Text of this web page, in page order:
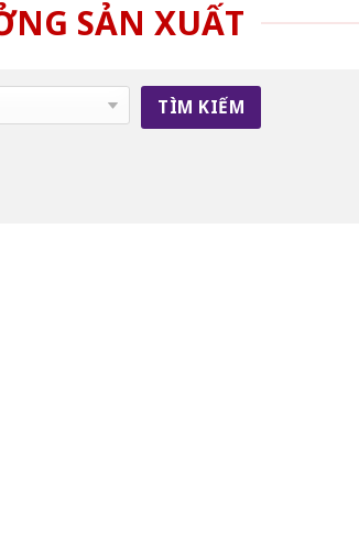
SẢN XUẤT